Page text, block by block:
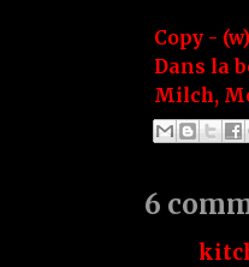
Copy -
Dans la
Milch,
6